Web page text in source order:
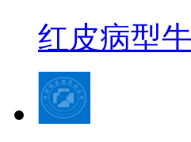
红皮病型